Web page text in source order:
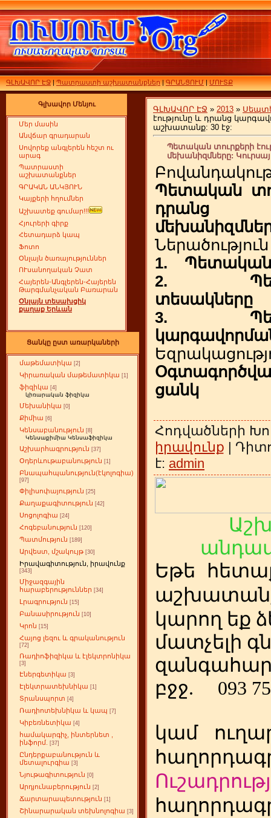
ԳԼԽԱՎՈՐ ԷՋ|Պատրաստի աշխատանքներ|ԳՐԱՆՑՈՒՄ|ՄՈՒՏՔ
Գլխավոր Մենյու
Մեր մասին
Անվճար գրադարան
Սովորեք անգլերեն հեշտ ու
արագ
Պատրաստի
աշխատանքներ
ԳՐԱԿԱՆ ԱՆԿՅՈՒՆ
Կայքերի հղումներ
Աշխատեք գումար!!!
Հյուրերի գիրք
Հետադարձ կապ
Ֆոտո
Օնլայն ծառայություններ
ՈՒսանողական Չատ
Հայերեն-Անգլերեն-Հայերեն
Թարգմանչական Բառարան
Օնլայն տեսախցիկ
քաղաք Երևան
Ցանկը ըստ առարկաների
մաթեմատիկա [2]
Կիրառական մաթեմատիկա [1]
ֆիզիկա [4]
կիռարական ֆիզիկա
Մեխանիկա [0]
Քիմիա [6]
Կենսաբանություն [8]
Կենսաքիմիա Կենսաֆիզիկա
Աշխարհագրություն [37]
Օդերևութաբանություն [1]
Բնապահպանություն(էկոլոգիա)
[97]
Փիլիսոփայություն [25]
Քաղաքագիտություն [42]
Սոցոլոգիա [24]
Հոգեբանություն [120]
Պատմություն [189]
Արվեստ, մշակույթ [30]
Իրավագիտություն, իրավունք
[343]
Միջազգային
հարաբերություններ [34]
Լրագրություն [15]
Բանասիրություն [10]
Կրոն [15]
Հայոց լեզու և գրականություն
[72]
Ռադիոֆիզիկա և էլեկտրոնիկա
[3]
Էներգետիկա [3]
Էլեկտրատեխնիկա [1]
Տրանսպորտ [4]
Ռադիոտեխնիկա և կապ [7]
Կիբեռնետիկա [4]
համակարգիչ, ինտերնետ ,
ինֆորմ.
[37]
Ընդերքաբանություն և
մետալուրգիա [3]
Նյութագիտություն [0]
Արդյունաբերություն [2]
Ճարտարապետություն [1]
Շինարարական տեխնոլոգիա [3]
ԳԼԽԱՎՈՐ ԷՋ » 2013 »
էությունը և դրանց
աշխատանք: 30 էջ:
Պետական տուրքերի
մեխանիզմները:
Պետական
դրանց
Ներածություն
1. Պետական
2.
տեսակները
3.
ցանկ
Հոդվածների
իրավունք |
է: admin
Եթե հ
կարող եք
մատչելի
բջջ.
093
կամ